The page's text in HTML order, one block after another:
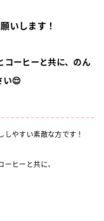
いします！
コーヒーと共に、のん
い😌
やすい素敵な方です！
ヒーと共に、